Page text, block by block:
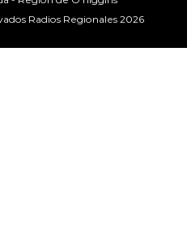
Radios Regionales 2026